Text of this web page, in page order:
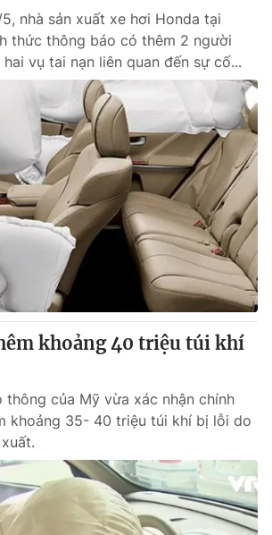
nhà sản xuất xe hơi Honda tại
thức thông báo có thêm 2 người
vụ tai nạn liên quan đến sự cố...
khoảng 40 triệu túi khí
thông của Mỹ vừa xác nhận chính
khoảng 35- 40 triệu túi khí bị lỗi do